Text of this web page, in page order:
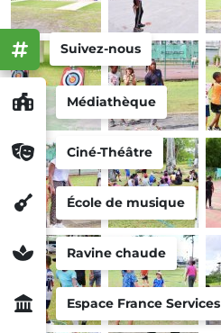
Médiathèque
Ciné-Théâtre
École de musique
Ravine chaude
Espace France Services
Suivez-nous